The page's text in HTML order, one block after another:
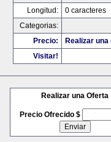
Longitud:
0 caracteres
Categorias:
Precio:
Realizar
Visitar!
Realizar una Oferta
Precio Ofrecido $